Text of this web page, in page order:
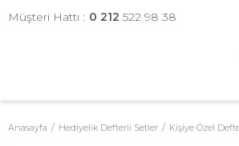
Müşteri Hattı : 0 212 522 98 38
Anasayfa Hediyelik Defterli Setler Kişiye Özel